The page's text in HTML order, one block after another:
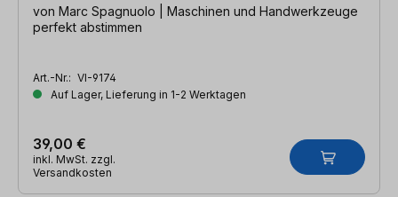
von Marc Spagnuolo | Maschinen und Handwerkzeuge
perfekt abstimmen
Art.-Nr.: VI-9174
Auf Lager, Lieferung in 1-2 Werktagen
39,00 €
inkl. MwSt. zzgl.
Versandkosten